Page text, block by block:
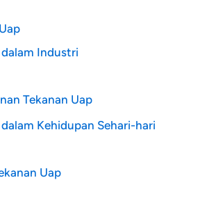
Industri
Tekanan Uap
Kehidupan Sehari-hari
Uap